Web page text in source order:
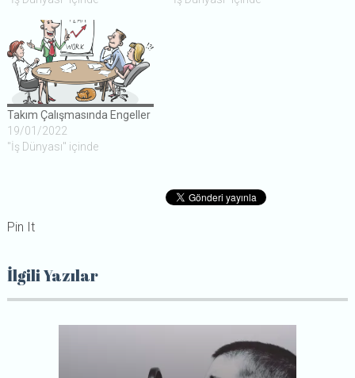
Takım Çalışmasında Engeller
19/01/2022
"İş Dünyası" içinde
Pin It
İlgili Yazılar